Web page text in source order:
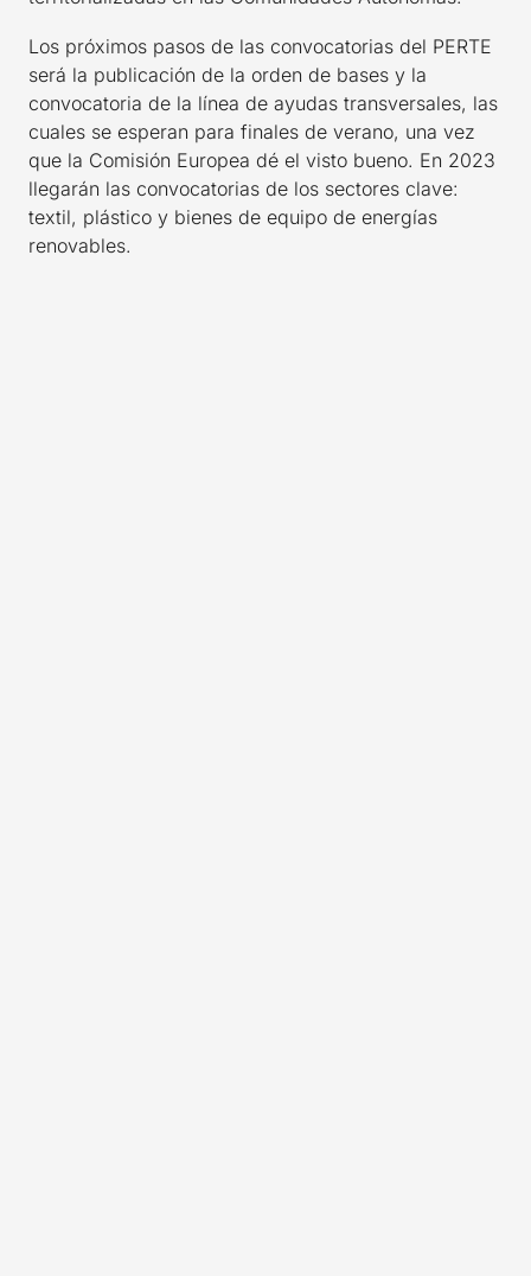
Los próximos pasos de las convocatorias del PERTE
será la publicación de la orden de bases y la
convocatoria de la línea de ayudas transversales, las
cuales se esperan para finales de verano, una vez
que la Comisión Europea dé el visto bueno. En 2023
llegarán las convocatorias de los sectores clave:
textil, plástico y bienes de equipo de energías
renovables.